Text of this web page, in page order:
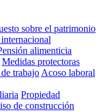
sobre el patrimonio
alimenticia
Medidas protectoras
trabajo Acoso laboral
Propiedad
de construcción